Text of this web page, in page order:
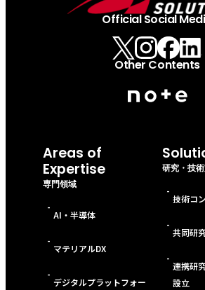
Official Social
Other Contents
Areas of
Expertise
専門領域
-
AI・半導体
-
マテリアルDX
-
デジタルプラットフォー
研究・技
-
技術コ
-
共同研
-
連携研
設立